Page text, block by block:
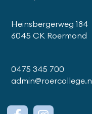
Heinsbergerweg 184
6045 CK Roermond
0475 345 700
admin@roercollege.nl